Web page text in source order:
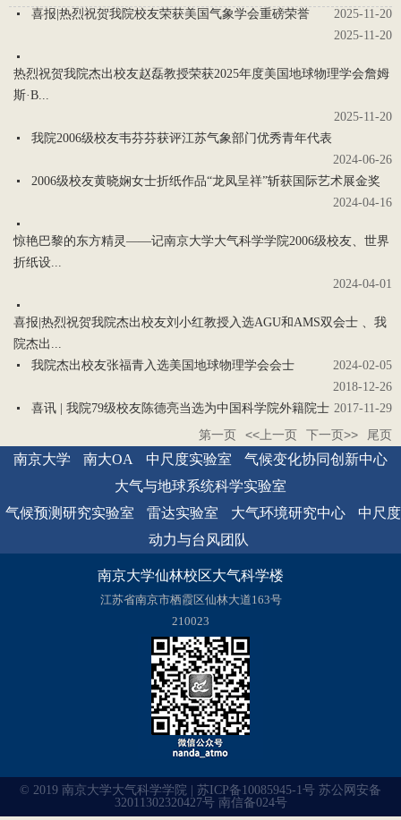
2025-11-20
喜报|热烈祝贺我院校友荣获美国气象学会重磅荣誉
2025-11-20
热烈祝贺我院杰出校友赵磊教授荣获2025年度美国地球物理学会詹姆
斯·B...
2025-11-20
我院2006级校友韦芬芬获评江苏气象部门优秀青年代表
2024-06-26
2006级校友黄晓娴女士折纸作品“龙凤呈祥”斩获国际艺术展金奖
2024-04-16
惊艳巴黎的东方精灵——记南京大学大气科学学院2006级校友、世界
折纸设...
2024-04-01
喜报|热烈祝贺我院杰出校友刘小红教授入选AGU和AMS双会士 、我
院杰出...
2024-02-05
我院杰出校友张福青入选美国地球物理学会会士
2018-12-26
喜讯 | 我院79级校友陈德亮当选为中国科学院外籍院士 2017-11-29
第一页 <<上一页 下一页>> 尾页
南京大学 南大OA 中尺度实验室
气候变化协同创新中心
大气与地球系统科学实验室
气候预测研究实验室
雷达实验室 大气环境研究中心
中尺度
动力与台风团队
南京大学仙林校区大气科学楼
江苏省南京市栖霞区仙林大道163号
210023
© 2019 南京大学大气科学学院 | 苏ICP备10085945-1号 苏公网安备
32011302320427号 南信备024号